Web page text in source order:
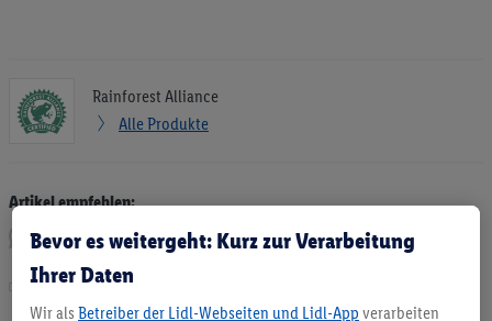
Rainforest Alliance
Alle Produkte
Artikel empfehlen:
Drucken
Bevor es weitergeht: Kurz zur Verarbeitung
Ihrer Daten
Wir als Betreiber der Lidl-Webseiten und Lidl-App verarbeiten